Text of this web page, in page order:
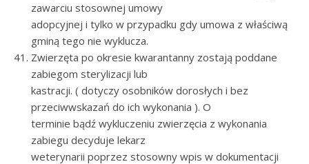
zawarciu stosownej umowy
adopcyjnej i tylko w przypadku gdy umowa z właściwą
gminą tego nie wyklucza.
Zwierzęta po okresie kwarantanny zostają poddane
zabiegom sterylizacji lub
kastracji. ( dotyczy osobników dorosłych i bez
przeciwwskazań do ich wykonania ). O
terminie bądź wykluczeniu zwierzęcia z wykonania
zabiegu decyduje lekarz
weterynarii poprzez stosowny wpis w dokumentacji